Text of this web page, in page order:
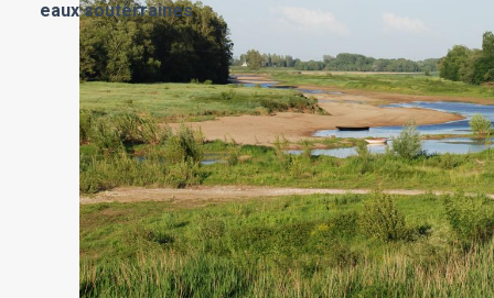
eaux souterraines